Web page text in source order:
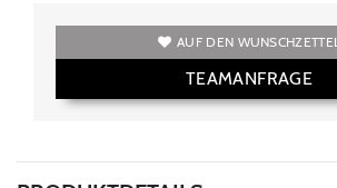
AUF DEN WUNSCHZETTEL
TEAMANFRAGE